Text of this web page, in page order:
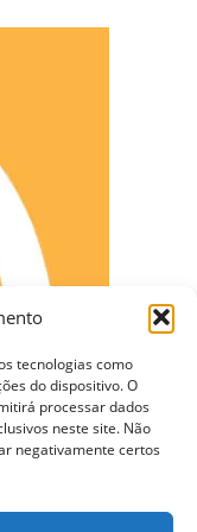
tecnologias como
do dispositivo. O
processar dados
neste site. Não
negativamente certos